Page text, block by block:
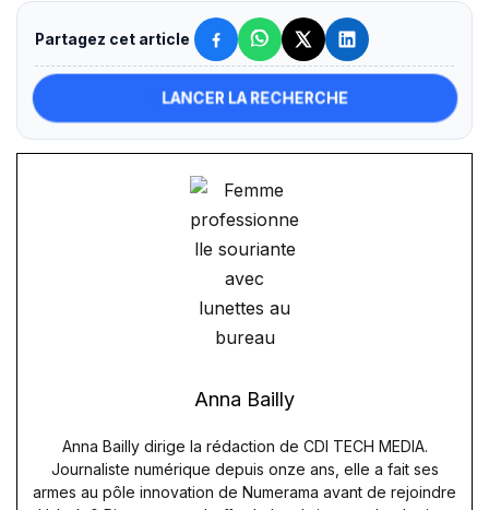
Partagez cet article
LANCER LA RECHERCHE
Anna Bailly
Anna Bailly dirige la rédaction de CDI TECH MEDIA.
Journaliste numérique depuis onze ans, elle a fait ses
armes au pôle innovation de Numerama avant de rejoindre